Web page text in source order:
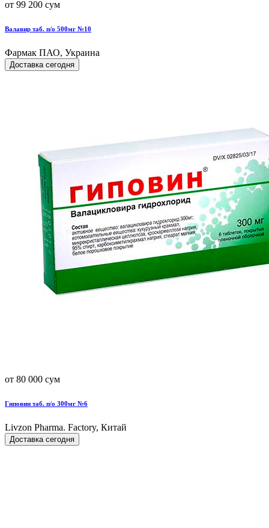
от 99 200 сум
Валавир таб. п/о 500мг №10
Фармак ПАО, Украина
Доставка сегодня
от 80 000 сум
Гиповин таб. п/о 300мг №6
Livzon Pharma. Factory, Китай
Доставка сегодня